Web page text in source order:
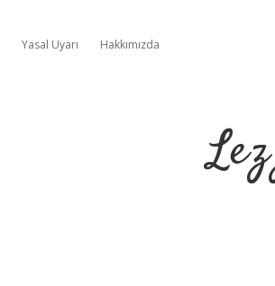
Yasal Uyarı Hakkımızda